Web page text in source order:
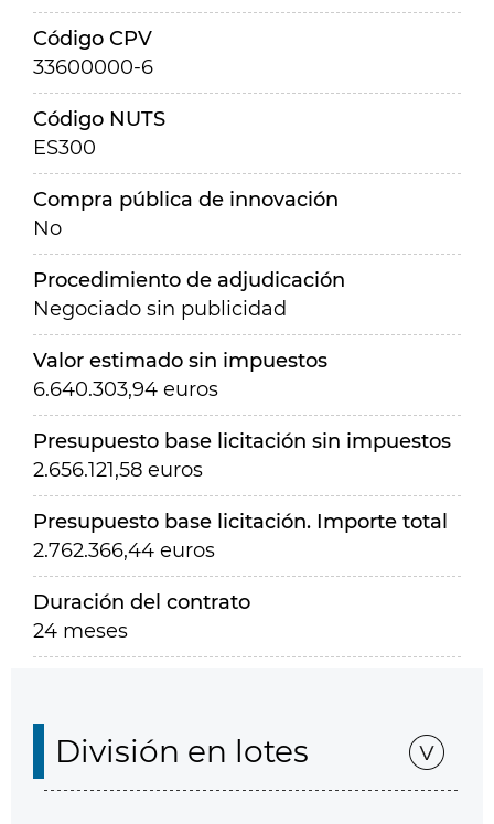
Código CPV
33600000-6
Código NUTS
ES300
Compra pública de innovación
No
Procedimiento de adjudicación
Negociado sin publicidad
Valor estimado sin impuestos
6.640.303,94 euros
Presupuesto base licitación sin impuestos
2.656.121,58 euros
Presupuesto base licitación. Importe total
2.762.366,44 euros
Duración del contrato
24 meses
División en lotes